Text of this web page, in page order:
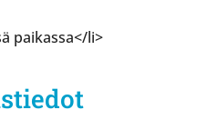
paikassa</li>